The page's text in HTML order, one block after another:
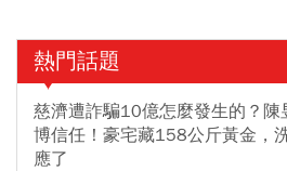
熱門話題
慈濟遭詐騙10億怎麼發生的？陳
博信任！豪宅藏158公斤黃金，
應了